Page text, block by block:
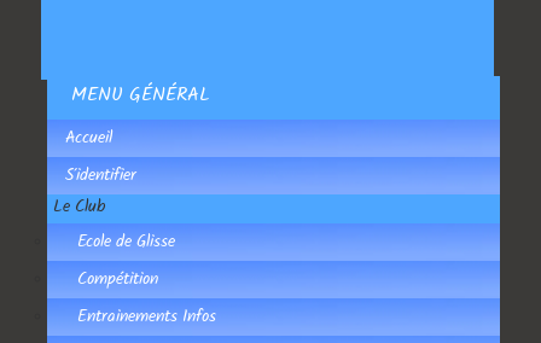
MENU GÉNÉRAL
Accueil
S'identifier
Le Club
Ecole de Glisse
Compétition
Entrainements Infos